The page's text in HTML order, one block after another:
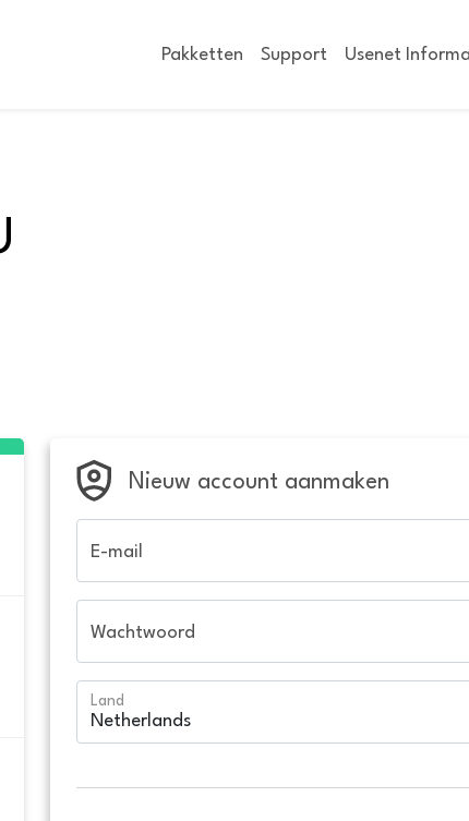
Pakketten Support Usenet
Nieuw account aanmaken
E-mail
Wachtwoord
Land